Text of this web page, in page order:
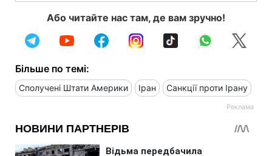
Або читайте нас там, де вам зручно!
Більше по темі:
Сполучені Штати Америки Іран Санкції проти Ірану